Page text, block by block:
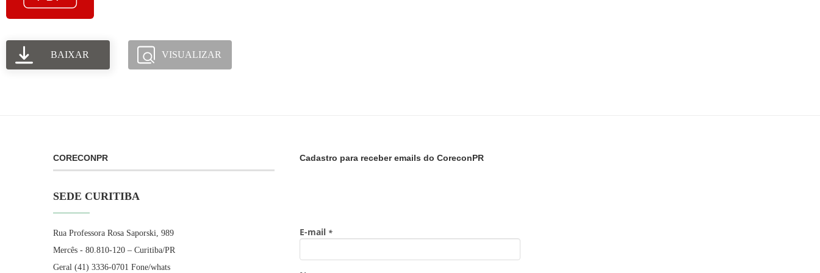
BAIXAR VISUALIZAR
CORECONPR
SEDE CURITIBA
Rua Professora Rosa Saporski, 989
Mercês - 80.810-120 – Curitiba/PR
Geral (41) 3336-0701 Fone/whats
Cadastro para receber emails do CoreconPR